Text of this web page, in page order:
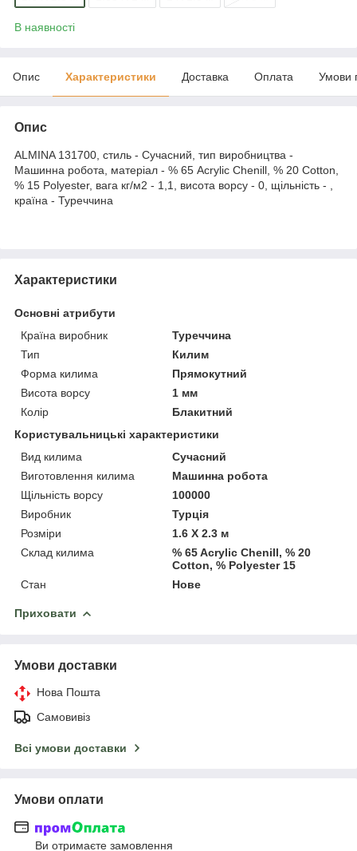
В наявності
Опис Характеристики Доставка Оплата Умови
Опис
ALMINA 131700, стиль - Сучасний, тип виробництва -
Машинна робота, матеріал - % 65 Acrylic Chenill, % 20 Cotton,
% 15 Polyester, вага кг/м2 - 1,1, висота ворсу - 0, щільність - ,
країна - Туреччина
Характеристики
Основні атрибути
Країна виробник
Туреччина
Тип
Килим
Форма килима
Прямокутний
Висота ворсу
1 мм
Колір
Блакитний
Користувальницькі характеристики
Вид килима
Сучасний
Виготовлення килима
Машинна робота
Щільність ворсу
100000
Виробник
Турція
Розміри
1.6 Х 2.3 м
Склад килима
% 65 Acrylic Chenill, % 20
Cotton, % Polyester 15
Стан
Нове
Приховати
Умови доставки
Нова Пошта
Самовивіз
Всі умови доставки
Умови оплати
Ви отримаєте замовлення